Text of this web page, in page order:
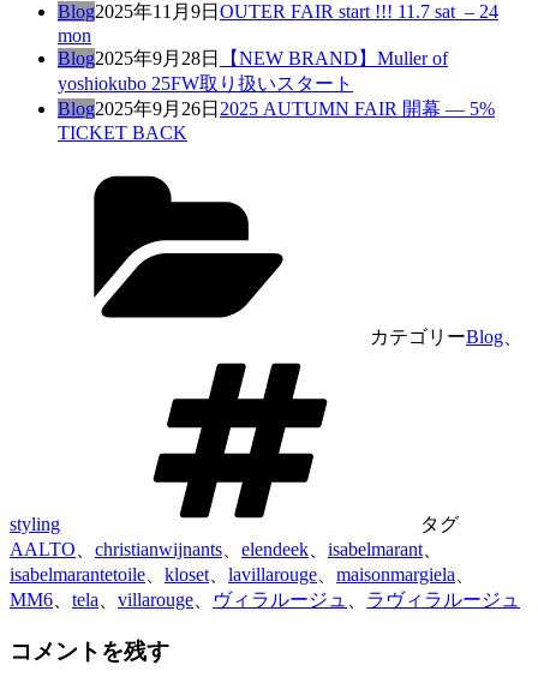
Blog2025年11月9日 OUTER FAIR start !!! 11.7 sat – 24
mon
Blog2025年9月28日
【NEW BRAND】Muller of
yoshiokubo 25FW取り扱いスタート
Blog2025年9月26日 2025 AUTUMN FAIR 開幕 — 5%
TICKET BACK
カテゴリーBlog
styling
タグ
AALTO
christianwijnants elendeek isabelmarant
isabelmarantetoile
kloset lavillarouge maisonmargiela
MM6
tela villarouge ヴィラルージュ ラヴィラルージュ
コメントを残す